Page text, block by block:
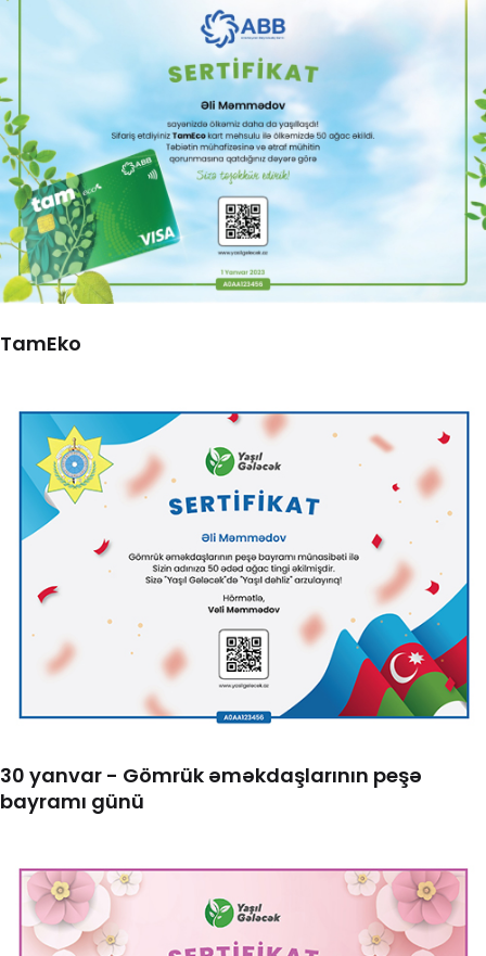
TamEko
30 yanvar - Gömrük əməkdaşlarının peşə
bayramı günü